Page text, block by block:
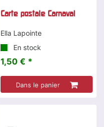
Carte postale Carnaval
Ella Lapointe
En stock
1,50 € *
Dans le panier